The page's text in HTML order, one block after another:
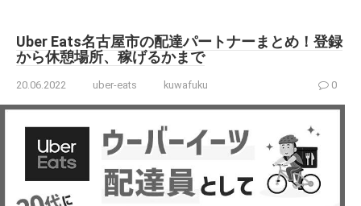
Uber Eats名古屋市の配達パートナーまとめ！登録
から休憩場所、稼げるかまで
20.06.2022 uber-eats kuwafuku 0